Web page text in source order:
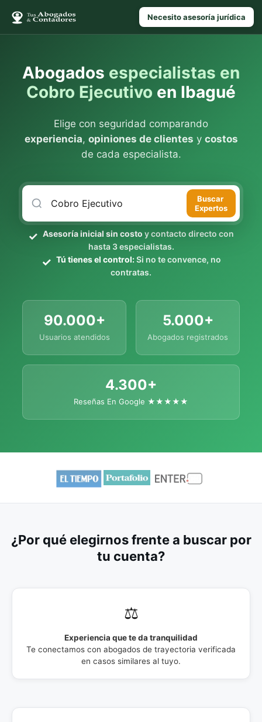
Necesito asesoría jurídica
Abogados especialistas en
Cobro Ejecutivo en Ibagué
Elige con seguridad comparando
experiencia, opiniones de clientes y costos
de cada especialista.
Buscar
Expertos
Asesoría inicial sin costo y contacto directo con
hasta 3 especialistas.
Tú tienes el control:Si no te convence, no
contratas.
90.000+
Usuarios atendidos
5.000+
Abogados registrados
4.300+
Reseñas En Google ★★★★★
¿Por qué elegirnos frente a buscar por
tu cuenta?
⚖️
Experiencia que te da tranquilidad
Te conectamos con abogados de trayectoria verificada
en casos similares al tuyo.